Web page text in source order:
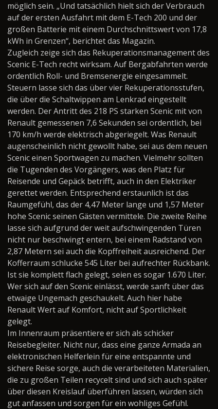
möglich sein. „Und tatsächlich hielt sich der Verbrauch
auf der ersten Ausfahrt mit dem E-Tech 200 und der
großen Batterie mit einem Durchschnittswert von 17,8
kWh in Grenzen“, berichtet das Magazin.
Zugleich zeige sich das Rekuperationsmanagement des
Scenic E-Tech recht wirksam. Auf Bergabfahrten werde
ordentlich Roll- und Bremsenergie eingesammelt.
Steuern lasse sich das über vier Rekuperationsstufen,
die über die Schaltwippen am Lenkrad eingestellt
werden. Der Antritt des 218 PS starken Scenic mit von
Renault gemessenen 7,6 Sekunden sei ordentlich, bei
170 km/h werde elektrisch abgeriegelt. Was Renault
augenscheinlich nicht gewollt habe, sei aus dem neuen
Scenic einen Sportwagen zu machen. Vielmehr sollten
die Tugenden des Vorgängers, was den Platz für
Reisende und Gepäck betrifft, auch in den Elektriker
gerettet werden. Entsprechend erstaunlich ist das
Raumgefühl, das der 4,47 Meter lange und 1,57 Meter
hohe Scenic seinen Gästen vermittele. Die zweite Reihe
lasse sich aufgrund der weit aufschwingenden Türen
nicht nur beschwingt entern, bei einem Radstand von
2,87 Metern sei auch die Kopffreiheit ausreichend. Der
Kofferraum schlucke 545 Liter bei aufrechter Rückbank.
Ist sie komplett flach gelegt, seien es sogar 1.670 Liter.
Wer sich auf den Scenic einlässt, werde sanft über das
etwaige Ungemach geschaukelt. Auch hier habe
Renault Wert auf Komfort, nicht auf Sportlichkeit
gelegt.
Im Innenraum präsentiere er sich als schicker
Reisebegleiter. Nicht nur, dass eine ganze Armada an
elektronischen Helferlein für eine entspannte und
sichere Reise sorge, auch die verarbeiteten Materialien,
die zu großen Teilen recycelt sind und sich auch später
über diesen Kreislauf überführen lassen, würden sich
gut anfassen und sorgen für ein wohliges Gefühl.